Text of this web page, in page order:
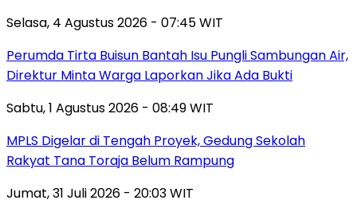
Selasa, 4 Agustus 2026 - 07:45 WIT
Perumda Tirta Buisun Bantah Isu Pungli Sambungan Air,
Direktur Minta Warga Laporkan Jika Ada Bukti
Sabtu, 1 Agustus 2026 - 08:49 WIT
MPLS Digelar di Tengah Proyek, Gedung Sekolah
Rakyat Tana Toraja Belum Rampung
Jumat, 31 Juli 2026 - 20:03 WIT